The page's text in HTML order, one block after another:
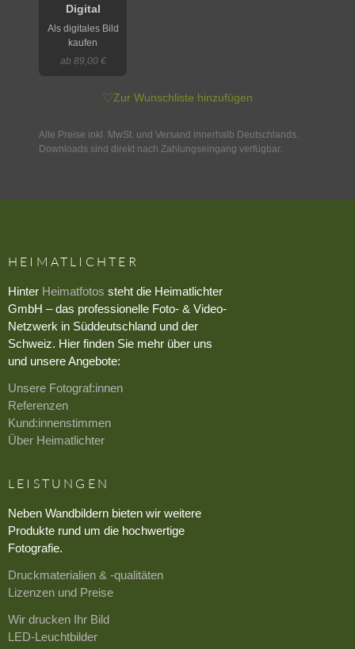
Digital
Als digitales Bild
kaufen
ab 89,00 €
♡Zur Wunschliste hinzufügen
Alle Preise inkl. MwSt. und Versand innerhalb Deutschlands.
Downloads sind direkt nach Zahlungseingang verfügbar.
HEIMATLICHTER
Hinter Heimatfotos steht die Heimatlichter
GmbH – das professionelle Foto- & Video-
Netzwerk in Süddeutschland und der
Schweiz. Hier finden Sie mehr über uns
und unsere Angebote:
Unsere Fotograf:innen
Referenzen
Kund:innenstimmen
Über Heimatlichter
LEISTUNGEN
Neben Wandbildern bieten wir weitere
Produkte rund um die hochwertige
Fotografie.
Druckmaterialien & -qualitäten
Lizenzen und Preise
Wir drucken Ihr Bild
LED-Leuchtbilder